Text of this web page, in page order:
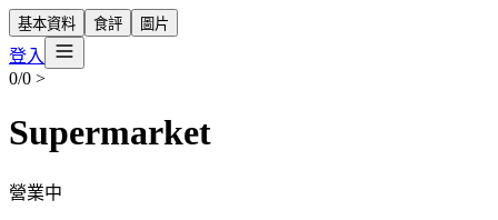
基本資料 食評 圖片
登入
0/0 >
Supermarket
營業中